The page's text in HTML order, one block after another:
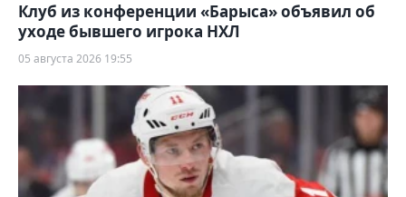
Клуб из конференции «Барыса» объявил об
уходе бывшего игрока НХЛ
05 августа 2026 19:55